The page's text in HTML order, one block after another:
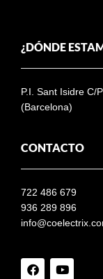
¿DÓNDE
P.I. Sant Isidre C/
(Barcelona)
CONTACTO
722 486 679
936 289 896